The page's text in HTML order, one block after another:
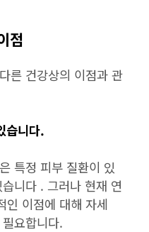
점
른 건강상의 이점과 관
습니다.
특정 피부 질환이 있
니다 . 그러나 현재 연
인 이점에 대해 자세
요합니다.